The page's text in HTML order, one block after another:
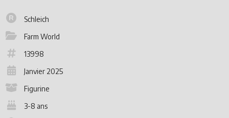
Schleich
Farm World
13998
Janvier 2025
Figurine
3-8 ans